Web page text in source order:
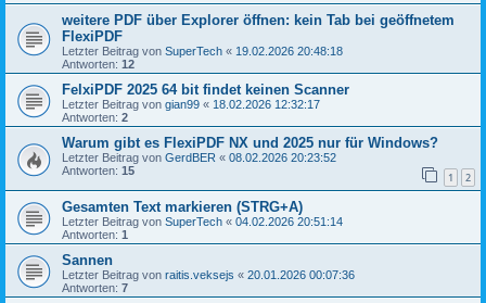
weitere PDF über Explorer öffnen: kein Tab bei geöffnetem
FlexiPDF
Letzter Beitrag von SuperTech « 19.02.2026 20:48:18
Antworten: 12
FelxiPDF 2025 64 bit findet keinen Scanner
Letzter Beitrag von gian99 « 18.02.2026 12:32:17
Antworten: 2
Warum gibt es FlexiPDF NX und 2025 nur für Windows?
Letzter Beitrag von GerdBER « 08.02.2026 20:23:52
Antworten: 15 1 2
Gesamten Text markieren (STRG+A)
Letzter Beitrag von SuperTech « 04.02.2026 20:51:14
Antworten: 1
Sannen
Letzter Beitrag von raitis.veksejs « 20.01.2026 00:07:36
Antworten: 7